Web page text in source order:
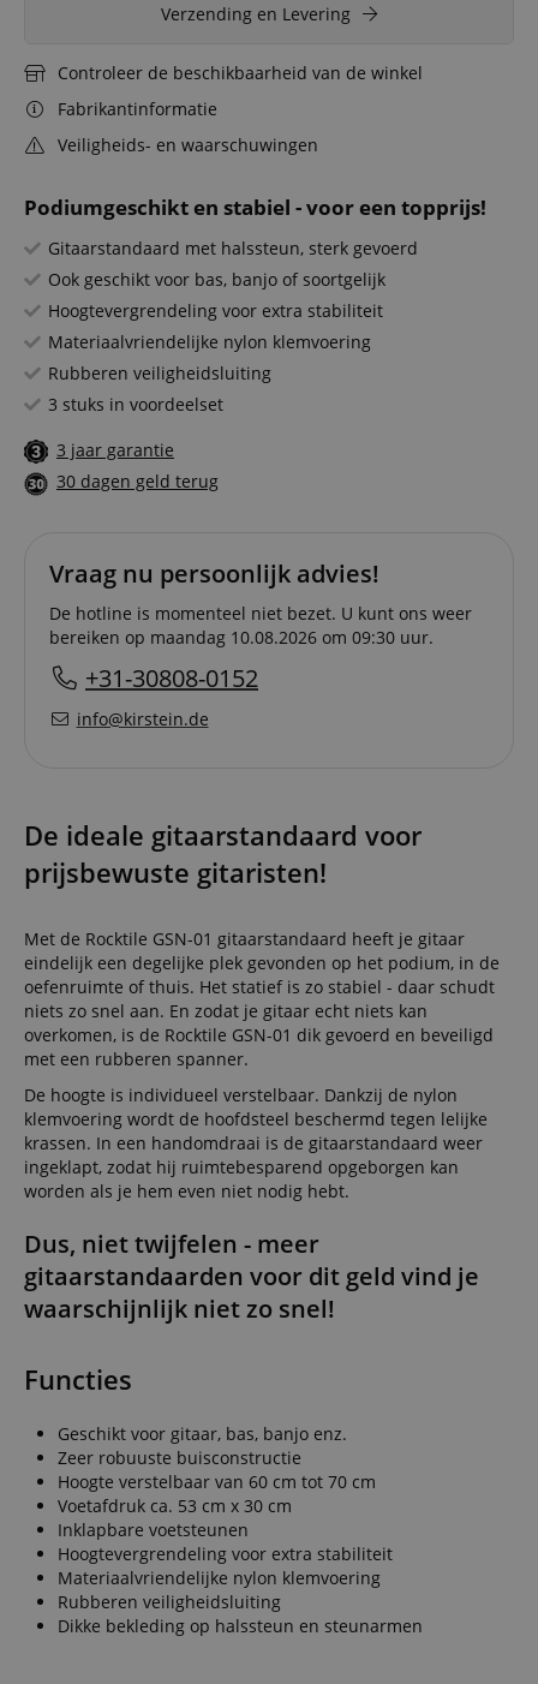
Podiumgeschikt en stabiel - voor een topprijs!
Gitaarstandaard met halssteun, sterk gevoerd
Ook geschikt voor bas, banjo of soortgelijk
Hoogtevergrendeling voor extra stabiliteit
Materiaalvriendelijke nylon klemvoering
Rubberen veiligheidsluiting
3 stuks in voordeelset
3 jaar garantie
30 dagen geld terug
Verzending en Levering
Controleer de beschikbaarheid van de winkel
Fabrikantinformatie
Veiligheids- en waarschuwingen
Vraag nu persoonlijk advies!
De hotline is momenteel niet bezet. U kunt ons weer
bereiken op maandag 10.08.2026 om 09:30 uur.
+31-30808-0152
info@kirstein.de
De ideale gitaarstandaard voor
prijsbewuste gitaristen!
Met de Rocktile GSN-01 gitaarstandaard heeft je gitaar
eindelijk een degelijke plek gevonden op het podium, in de
oefenruimte of thuis. Het statief is zo stabiel - daar schudt
niets zo snel aan. En zodat je gitaar echt niets kan
overkomen, is de Rocktile GSN-01 dik gevoerd en beveiligd
met een rubberen spanner.
De hoogte is individueel verstelbaar. Dankzij de nylon
klemvoering wordt de hoofdsteel beschermd tegen lelijke
krassen. In een handomdraai is de gitaarstandaard weer
ingeklapt, zodat hij ruimtebesparend opgeborgen kan
worden als je hem even niet nodig hebt.
Dus, niet twijfelen - meer
gitaarstandaarden voor dit geld vind je
waarschijnlijk niet zo snel!
Functies
Geschikt voor gitaar, bas, banjo enz.
Zeer robuuste buisconstructie
Hoogte verstelbaar van 60 cm tot 70 cm
Voetafdruk ca. 53 cm x 30 cm
Inklapbare voetsteunen
Hoogtevergrendeling voor extra stabiliteit
Materiaalvriendelijke nylon klemvoering
Rubberen veiligheidsluiting
Dikke bekleding op halssteun en steunarmen